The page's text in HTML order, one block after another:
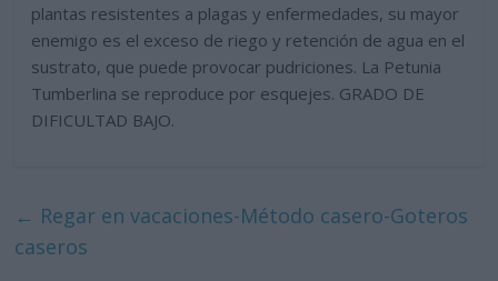
plantas resistentes a plagas y enfermedades, su mayor
enemigo es el exceso de riego y retención de agua en el
sustrato, que puede provocar pudriciones. La Petunia
Tumberlina se reproduce por esquejes. GRADO DE
DIFICULTAD BAJO.
← Regar en vacaciones-Método casero-Goteros
caseros